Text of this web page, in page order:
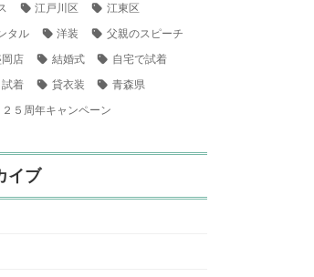
江戸川区
江東区
タル
洋装
父親のスピーチ
岡店 結婚式
自宅で試着
試着 貸衣装
青森県
２５周年キャンペーン
イブ